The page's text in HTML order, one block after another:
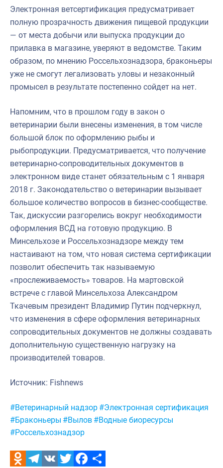
Электронная ветсертификация предусматривает
полную прозрачность движения пищевой продукции
— от места добычи или выпуска продукции до
прилавка в магазине, уверяют в ведомстве. Таким
образом, по мнению Россельхознадзора, браконьеры
уже не смогут легализовать уловы и незаконный
промысел в результате постепенно сойдет на нет.
Напомним, что в прошлом году в закон о
ветеринарии были внесены изменения, в том числе
большой блок по оформлению рыбы и
рыбопродукции. Предусматривается, что получение
ветеринарно-сопроводительных документов в
электронном виде станет обязательным с 1 января
2018 г. Законодательство о ветеринарии вызывает
большое количество вопросов в бизнес-сообществе.
Так, дискуссии разгорелись вокруг необходимости
оформления ВСД на готовую продукцию. В
Минсельхозе и Россельхознадзоре между тем
настаивают на том, что новая система сертификации
позволит обеспечить так называемую
«прослеживаемость» товаров. На мартовской
встрече с главой Минсельхоза Александром
Ткачевым президент Владимир Путин подчеркнул,
что изменения в сфере оформления ветеринарных
сопроводительных документов не должны создавать
дополнительную существенную нагрузку на
производителей товаров.
Источник: Fishnews
Метки:
#Ветеринарный надзор #Электронная сертификация
#Браконьеры #Вылов #Водные биоресурсы
#Россельхознадзор